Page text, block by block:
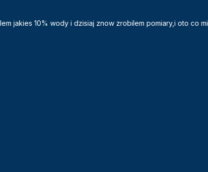
jakies 10% wody i dzisiaj znow zrobilem pomiary,i oto co mi